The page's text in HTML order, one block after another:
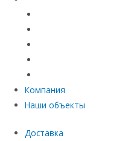
Компания
Наши объекты
Доставка